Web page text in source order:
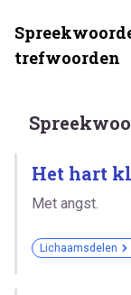
trefwoorden
Het hart
Met angst.
Lichaamsdelen